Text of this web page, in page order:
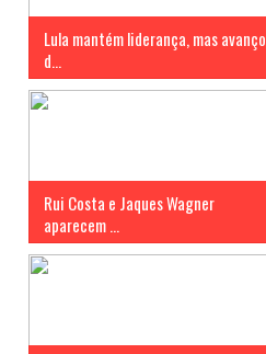
Lula mantém liderança, mas avanço
d...
Rui Costa e Jaques Wagner
aparecem ...